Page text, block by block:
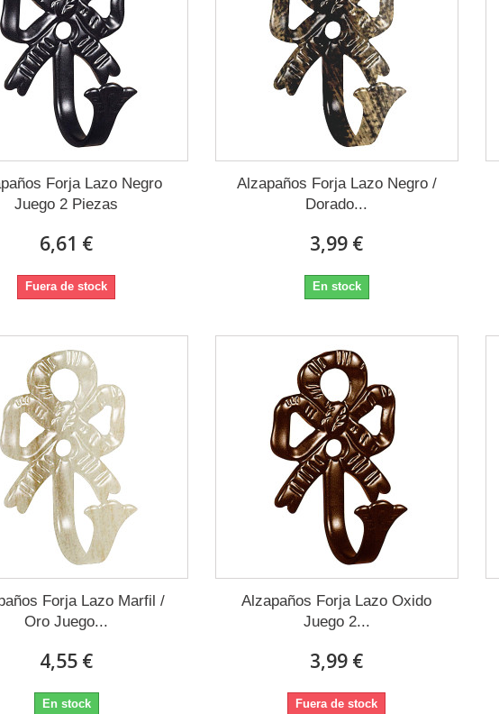
Forja Lazo Negro
Juego 2 Piezas
6,61 €
Fuera de stock
Alzapaños Forja Lazo Negro /
Dorado...
3,99 €
En stock
Forja Lazo Marfil /
Oro Juego...
4,55 €
En stock
Alzapaños Forja Lazo Oxido
Juego 2...
3,99 €
Fuera de stock